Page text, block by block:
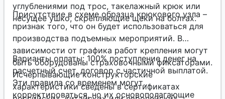
углублениями под трос, такелажный крюк или
несущее ушко, скрепляющие щеки на болтах.
Присутствие в схеме образца крюкового узла –
признак того, что он будет использоваться для
производства подъемных мероприятий. В
зависимости от графика работ крепления могут
быть оборудованы страховочными фиксаторами.
Исчерпывающие конструкторские
характеристики сведены в сертификатах
Варианты оплаты: 100% поступление денег на
расчетный счет, договор с частичной выплатой.
Эти правила со временем могут
корректироваться, но их основополагающие